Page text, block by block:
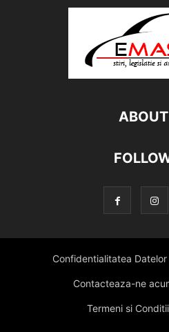
Confidentialitatea Datelor
Contacteaza-ne
Termeni si